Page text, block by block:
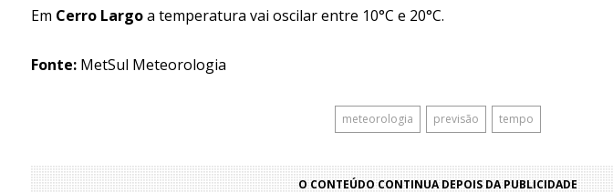
Em Cerro Largoa temperatura vai oscilar entre 10°C e 20°C.
Fonte:MetSul Meteorologia
meteorologia previsão tempo
O CONTEÚDO CONTINUA DEPOIS DA PUBLICIDADE